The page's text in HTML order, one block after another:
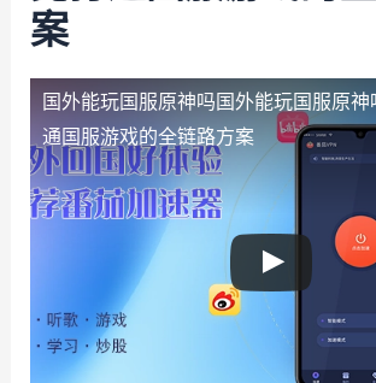
案
国外能玩国服原神吗国外能玩国服原
通国服游戏的全链路方案